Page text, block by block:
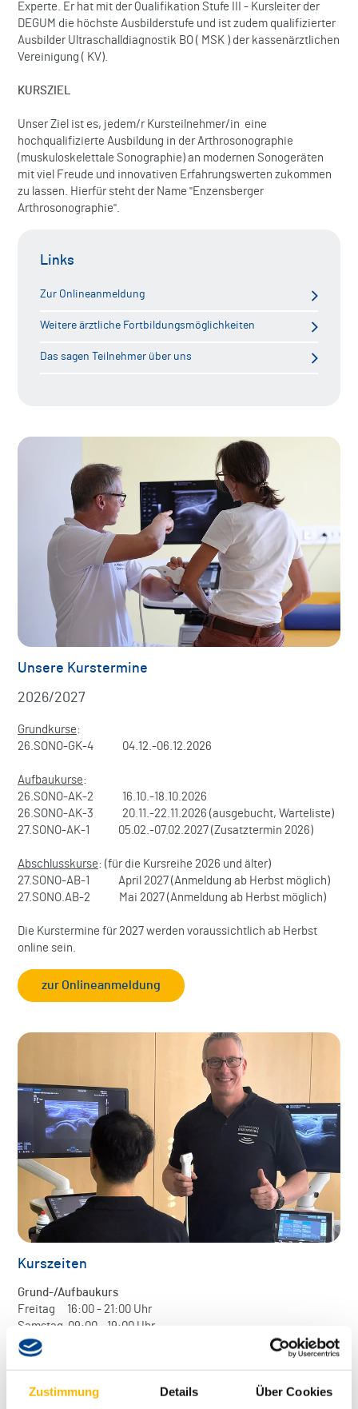
Zustimmung Details Über Cookies
Experte. Er hat mit der Qualifikation Stufe III - Kursleiter der
DEGUM die höchste Ausbilderstufe und ist zudem qualifizierter
Ausbilder Ultraschalldiagnostik BO ( MSK ) der kassenärztlichen
Vereinigung ( KV).
KURSZIEL
Unser Ziel ist es, jedem/r Kursteilnehmer/in eine
hochqualifizierte Ausbildung in der Arthrosonographie
(muskuloskelettale Sonographie) an modernen Sonogeräten
mit viel Freude und innovativen Erfahrungswerten zukommen
zu lassen. Hierfür steht der Name "Enzensberger
Arthrosonographie".
Links
Zur Onlineanmeldung
Weitere ärztliche Fortbildungsmöglichkeiten
Das sagen Teilnehmer über uns
Unsere Kurstermine
2026/2027
Grundkurse:
26.SONO-GK-4 04.12.-06.12.2026
Aufbaukurse:
26.SONO-AK-2 16.10.-18.10.2026
26.SONO-AK-3 20.11.-22.11.2026 (ausgebucht, Warteliste)
27.SONO-AK-1 05.02.-07.02.2027 (Zusatztermin 2026)
Abschlusskurse: (für die Kursreihe 2026 und älter)
27.SONO-AB-1 April 2027 (Anmeldung ab Herbst möglich)
27.SONO.AB-2 Mai 2027 (Anmeldung ab Herbst möglich)
Die Kurstermine für 2027 werden voraussichtlich ab Herbst
online sein.
zur Onlineanmeldung
Kurszeiten
Grund-/Aufbaukurs
Freitag 16:00 - 21:00 Uhr
Samstag 09:00 - 19:00 Uhr
Sonntag 09:00 - 15:00 Uhr
Samstag 09:00 - 18:15 Uhr